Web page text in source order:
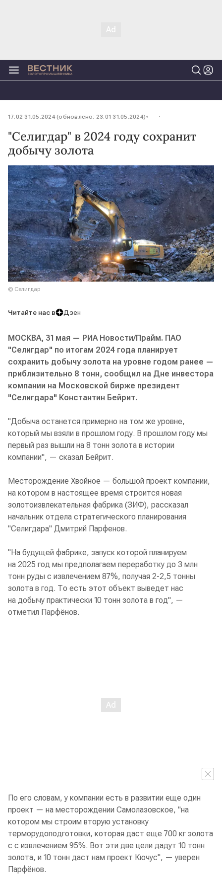
17:02 31.05.2024 (обновлено: 23:01 31.05.2024)
"Селигдар" в 2024 году сохранит
добычу золота
© Селигдар
Читайте нас в Дзен
МОСКВА, 31 мая — РИА Новости/Прайм. ПАО
"Селигдар" по итогам 2024 года планирует
сохранить добычу золота на уровне годом ранее —
приблизительно 8 тонн, сообщил на Дне инвестора
компании на Московской бирже президент
"Селигдара" Константин Бейрит.
"Добыча останется примерно на том же уровне,
который мы взяли в прошлом году. В прошлом году мы
первый раз вышли на 8 тонн золота в истории
компании", — сказал Бейрит.
Месторождение Хвойное — большой проект компании,
на котором в настоящее время строится новая
золотоизвлекательная фабрика (ЗИФ), рассказал
начальник отдела стратегического планирования
"Селигдара" Дмитрий Парфенов.
"На будущей фабрике, запуск которой планируем
на 2025 год мы предполагаем переработку до 3 млн
тонн руды с извлечением 87%, получая 2-2,5 тонны
золота в год. То есть этот объект выведет нас
на добычу практически 10 тонн золота в год", —
отметил Парфёнов.
По его словам, у компании есть в развитии еще один
проект — на месторождении Самолазовское, "на
котором мы строим вторую установку
терморудоподготовки, которая даст еще 700 кг золота
с с извлечением 95%. Вот эти две цели дадут 10 тонн
золота, и 10 тонн даст нам проект Кючус", — уверен
Парфёнов.